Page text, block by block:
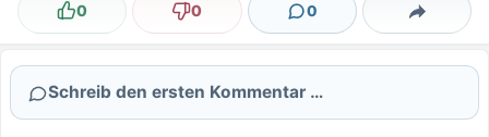
Lustig
0 Nicht lustig
0 0
Kommentare Teilen
Schreib den ersten Kommentar …